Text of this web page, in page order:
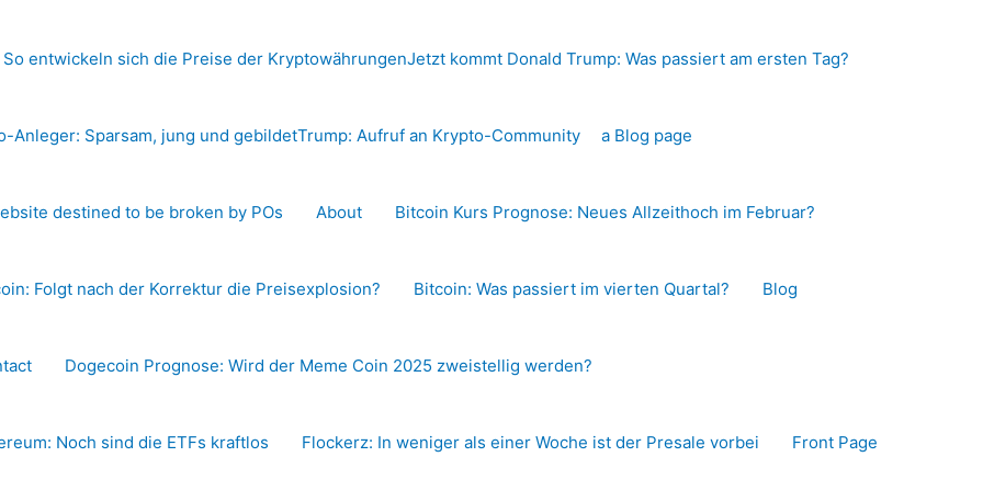
So entwickeln sich die Preise der KryptowährungenJetzt kommt Donald Trump: Was passiert am ersten Tag?
Anleger: Sparsam, jung und gebildetTrump: Aufruf an Krypto-Community a Blog page
destined to be broken by POs About Bitcoin Kurs Prognose: Neues Allzeithoch im Februar?
Folgt nach der Korrektur die Preisexplosion? Bitcoin: Was passiert im vierten Quartal? Blog
Dogecoin Prognose: Wird der Meme Coin 2025 zweistellig werden?
Noch sind die ETFs kraftlos Flockerz: In weniger als einer Woche ist der Presale vorbei Front Page